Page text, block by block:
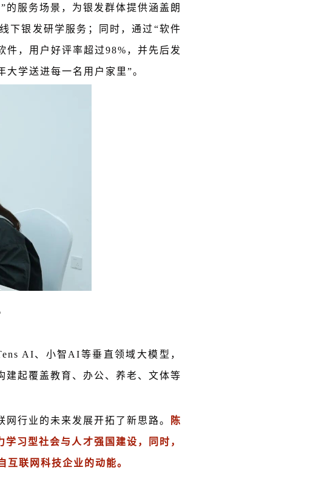
服务场景，为银发群体提供涵盖朗
下银发研学服务；同时，通过“软件
，用户好评率超过98%，并先后发
学送进每一名用户家里”。
AI、小智AI等垂直领域大模型，
建起覆盖教育、办公、养老、文体等
行业的未来发展开拓了新思路。 陈
习型社会与人才强国建设，同时，
联网科技企业的动能。